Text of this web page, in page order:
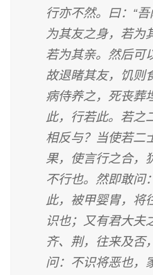
行亦不然。曰：“
为其友之身，若为
若为其亲。然后可
故退睹其友，饥则
病侍养之，死丧葬
此，行若此。若之
相反与？当使若二
果，使言行之合，
不行也。然即敢问
此，被甲婴胄，将
识也；又有君大夫
齐、荆，往来及否
问：不识将恶也，